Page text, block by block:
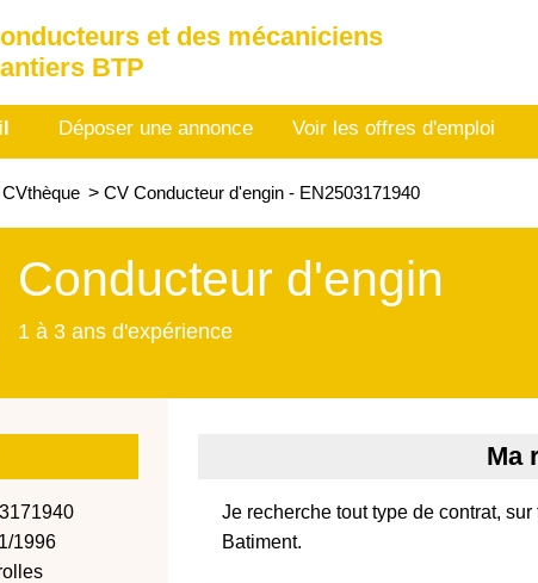
et des mécaniciens
BTP
Déposer une annonce Voir les offres d'emploi
> CV Conducteur d'engin - EN2503171940
Conducteur d'engin
1 à 3 ans d'expérience
1996
Ma
Je recherche tout type de contrat,
Batiment.